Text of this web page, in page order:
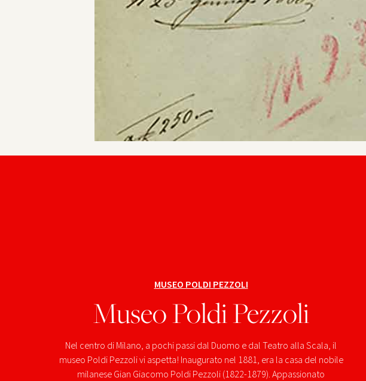
MUSEO POLDI PEZZOLI
Museo Poldi Pezzoli
Nel centro di Milano, a pochi passi dal Duomo e dal Teatro alla Scala, il
museo Poldi Pezzoli vi aspetta! Inaugurato nel 1881, era la casa del nobile
milanese Gian Giacomo Poldi Pezzoli (1822-1879). Appassionato